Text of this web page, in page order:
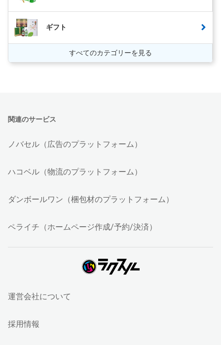
ギフト
すべてのカテゴリーを見る
関連のサービス
ノバセル（広告のプラットフォーム）
ハコベル（物流のプラットフォーム）
ダンボールワン（梱包材のプラットフォーム）
ペライチ（ホームページ作成/予約/決済）
運営会社について
採用情報